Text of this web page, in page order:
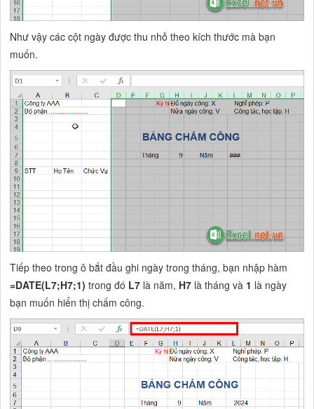
Như vậy các cột ngày được thu nhỏ theo kích thước mà bạn
muốn.
Tiếp theo trong ô bắt đầu ghi ngày trong tháng, bạn nhập hàm
=DATE(L7;H7;1) trong đó L7 là năm, H7 là tháng và 1 là ngày
bạn muốn hiển thị chấm công.